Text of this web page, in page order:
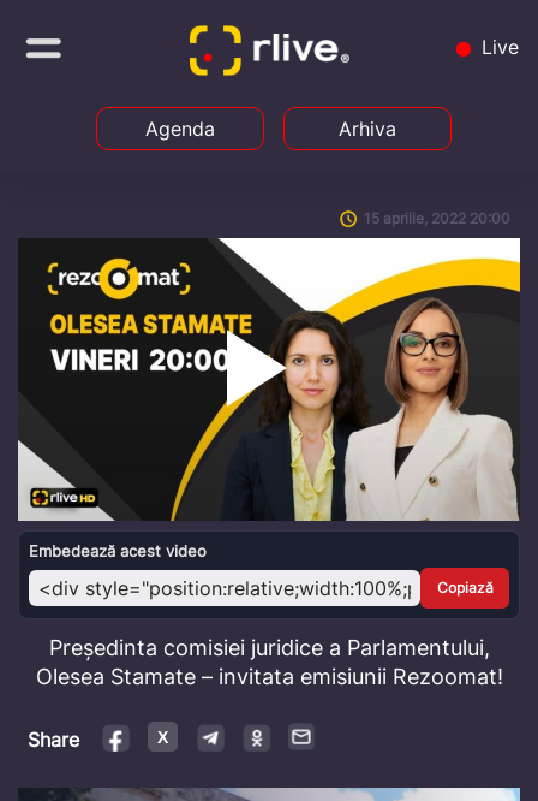
Live
Agenda Arhiva
15 aprilie, 2022 20:00
Play
Video
Embedează acest video
Copiază
Președinta comisiei juridice a Parlamentului,
Olesea Stamate – invitata emisiunii Rezoomat!
Share